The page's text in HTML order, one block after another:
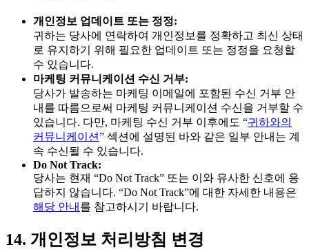
개인정보 업데이트 또는 정정:
귀하는 당사에 연락하여 개인정보를 정확하고 최신 상태
로 유지하기 위해 필요한 업데이트 또는 정정을 요청할
수 있습니다.
마케팅 커뮤니케이션 수신 거부:
당사가 발송하는 마케팅 이메일에 포함된 수신 거부 안
내를 따름으로써 마케팅 커뮤니케이션 수신을 거부할 수
있습니다. 다만, 마케팅 수신 거부 이후에도 “귀하와의
커뮤니케이션” 섹션에 설명된 바와 같은 일부 안내는 계
속 수신될 수 있습니다.
Do Not Track:
당사는 현재 “Do Not Track” 또는 이와 유사한 신호에 응
답하지 않습니다. “Do Not Track”에 대한 자세한 내용은
해당 안내 를 참고하시기 바랍니다.
14. 개인정보 처리방침 변경